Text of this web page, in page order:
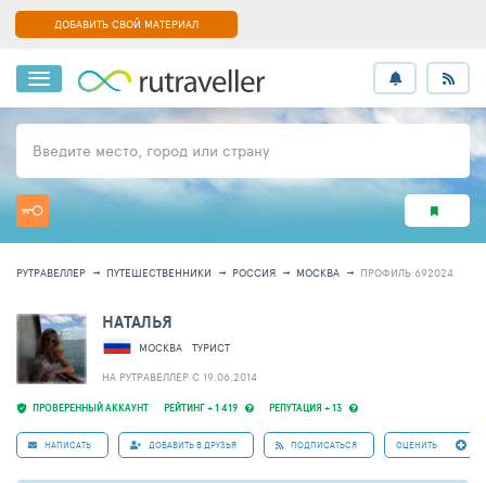
ДОБАВИТЬ СВОЙ МАТЕРИАЛ
Введите место, город или страну
РУТРАВЕЛЛЕР ПУТЕШЕСТВЕННИКИ РОССИЯ МОСКВА ПРОФИЛЬ 692024
ПРОВЕРЕННЫЙ АККАУНТ РЕЙТИНГ + 1 419 РЕПУТАЦИЯ + 13
НАТАЛЬЯ
МОСКВА
ТУРИСТ
НА РУТРАВЕЛЛЕР C 19.06.2014
НАПИСАТЬ ДОБАВИТЬ В ДРУЗЬЯ ПОДПИСАТЬСЯ ОЦЕНИТЬ